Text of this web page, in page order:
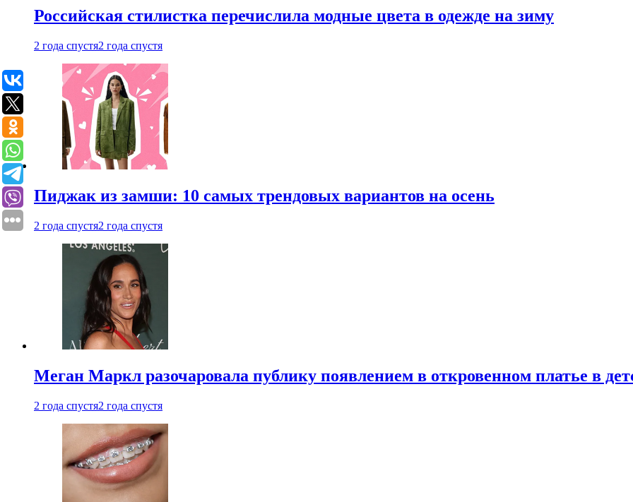
Российская стилистка перечислила модные цвета в одежде на зиму
2 года спустя2 года спустя
Пиджак из замши: 10 самых трендовых вариантов на осень
2 года спустя2 года спустя
Меган Маркл разочаровала публику появлением в откровенном платье в
2 года спустя2 года спустя